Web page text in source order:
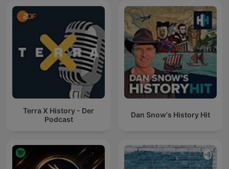
Terra X History - Der
Podcast
Dan Snow's History Hit